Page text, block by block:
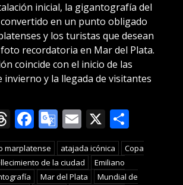
inicial, la gigantografía del
convertido en un punto obligado
y los turistas que desean
recordatoria en Mar del Plata.
coincide con el inicio de las
invierno y la llegada de visitantes
Threads
Facebook
Google
Translate
Email
X
marplatense atajada icónica
Copa
de la ciudad
Emiliano
Mar del Plata
Mundial de